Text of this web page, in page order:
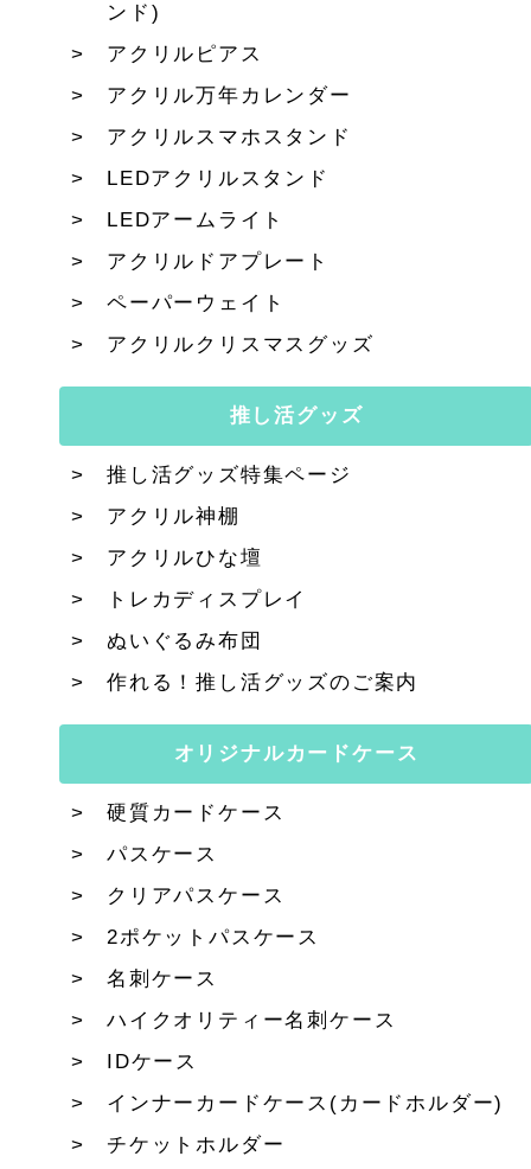
ンド)
アクリルピアス
アクリル万年カレンダー
アクリルスマホスタンド
LEDアクリルスタンド
LEDアームライト
アクリルドアプレート
ペーパーウェイト
アクリルクリスマスグッズ
推し活グッズ
推し活グッズ特集ページ
アクリル神棚
アクリルひな壇
トレカディスプレイ
ぬいぐるみ布団
作れる！推し活グッズのご案内
オリジナルカードケース
硬質カードケース
パスケース
クリアパスケース
2ポケットパスケース
名刺ケース
ハイクオリティー名刺ケース
IDケース
インナーカードケース(カードホルダー)
チケットホルダー